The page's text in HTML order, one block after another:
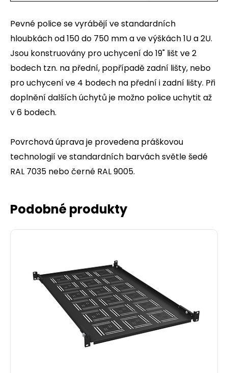
Pevné police se vyrábějí ve standardních
hloubkách od 150 do 750 mm a ve výškách 1U a 2U.
Jsou konstruovány pro uchycení do 19" lišt ve 2
bodech tzn. na přední, popřípadě zadní lišty, nebo
pro uchycení ve 4 bodech na přední i zadní lišty. Při
doplnění dalších úchytů je možno police uchytit až
v 6 bodech.
Povrchová úprava je provedena práškovou
technologií ve standardních barvách světle šedé
RAL 7035 nebo černé RAL 9005.
Podobné produkty